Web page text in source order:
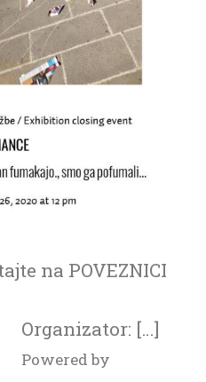
na POVEZNICI
Organizator: […]
Powered by